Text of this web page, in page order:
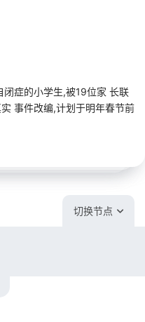
症的小学生,被19位家 长联
事件改编,计划于明年春节前
切换节点